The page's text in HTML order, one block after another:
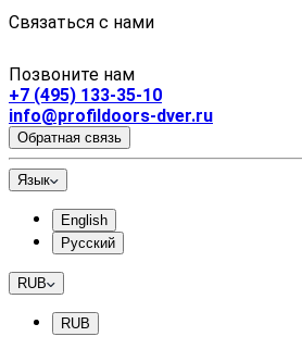
Связаться с нами
Позвоните нам
+7 (495) 133-35-10
info@profildoors-dver.ru
Обратная связь
Язык
English
Русский
RUB
RUB